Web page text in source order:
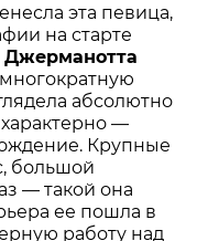
эта певица,
на старте
абсолютно
—
Крупные
большой
— такой она
ее пошла в
работу над